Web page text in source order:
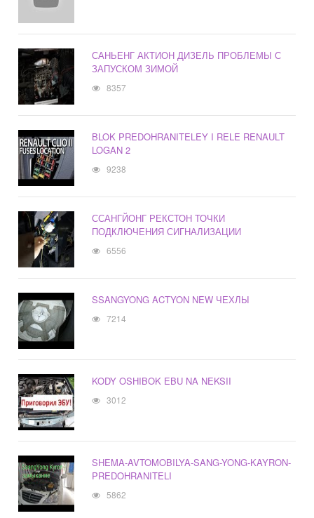
САНЬЕНГ АКТИОН ДИЗЕЛЬ ПРОБЛЕМЫ С
ЗАПУСКОМ ЗИМОЙ
8357
BLOK PREDOHRANITELEY I RELE RENAULT
LOGAN 2
9238
ССАНГЙОНГ РЕКСТОН ТОЧКИ
ПОДКЛЮЧЕНИЯ СИГНАЛИЗАЦИИ
6556
SSANGYONG ACTYON NEW ЧЕХЛЫ
7214
KODY OSHIBOK EBU NA NEKSII
3012
SHEMA-AVTOMOBILYA-SANG-YONG-KAYRON-
PREDOHRANITELI
5862